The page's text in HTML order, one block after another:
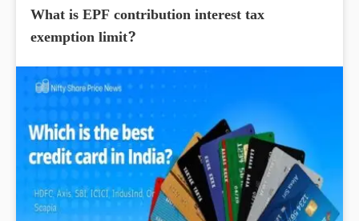
What is EPF contribution interest tax
exemption limit?